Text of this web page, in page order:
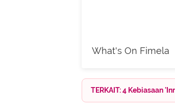
What's On Fimela
TERKAIT: 4 Kebiasaan